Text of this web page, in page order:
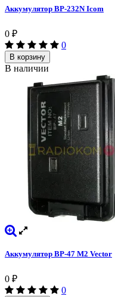
Аккумулятор BP-232N Icom
0 ₽
0
В корзину
В наличии
Аккумулятор BP-47 M2 Vector
0 ₽
0